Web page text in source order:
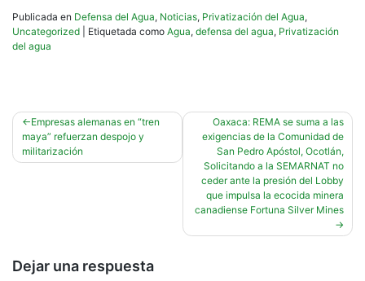
Publicada en Defensa del Agua, Noticias, Privatización del Agua,
Uncategorized
Etiquetada como Agua, defensa del agua, Privatización
del agua
Navegación
de
Empresas alemanas en “tren
maya” refuerzan despojo y
militarización
Oaxaca: REMA se suma a las
exigencias de la Comunidad de
San Pedro Apóstol, Ocotlán,
Solicitando a la SEMARNAT no
ceder ante la presión del Lobby
que impulsa la ecocida minera
canadiense Fortuna Silver Mines
Dejar una respuesta